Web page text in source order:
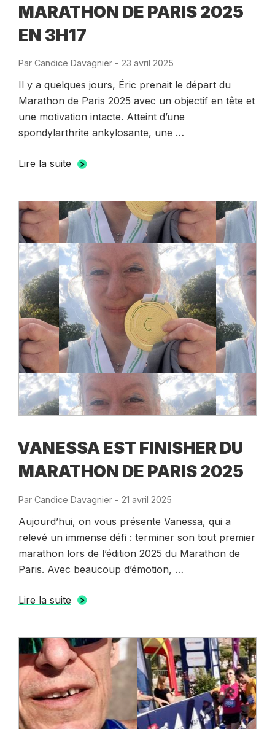
MARATHON DE PARIS 2025
EN 3H17
Par Candice Davagnier - Publié
le
23 avril 2025
Il y a quelques jours, Éric prenait le départ du
Marathon de Paris 2025 avec un objectif en tête et
une motivation intacte. Atteint d’une
spondylarthrite ankylosante, une …
Lire la suite
VANESSA EST FINISHER DU
MARATHON DE PARIS 2025
Par Candice Davagnier - Publié
21 avril 2025
Aujourd’hui, on vous présente Vanessa, qui a
relevé un immense défi : terminer son tout premier
marathon lors de l’édition 2025 du Marathon de
Paris. Avec beaucoup d’émotion, …
Lire la suite